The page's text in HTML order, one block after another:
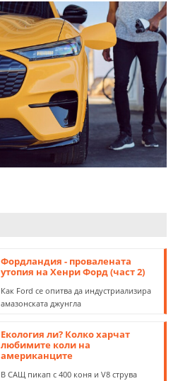
Фордландия - провалената
утопия на Хенри Форд (част 2)
Как Ford се опитва да индустриализира
амазонската джунгла
Eкология ли? Колко харчат
любимите коли на
американците
В САЩ пикап с 400 коня и V8 струва